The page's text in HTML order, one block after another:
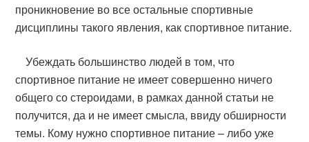
проникновение во все остальные спортивные
дисциплины такого явления, как спортивное питание.
Убеждать большинство людей в том, что
спортивное питание не имеет совершенно ничего
общего со стероидами, в рамках данной статьи не
получится, да и не имеет смысла, ввиду обширности
темы. Кому нужно спортивное питание – либо уже